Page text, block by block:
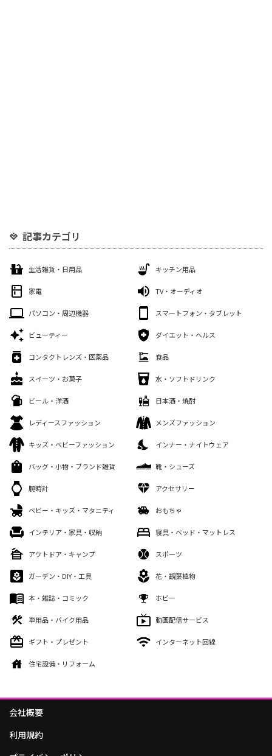
記事カテゴリ
生活雑貨・日用品 キッチン用品
家電 TV・オーディオ
パソコン・周辺機器 スマートフォン・タブレット
ビューティー ダイエット・ヘルス
コンタクトレンズ・医薬品 食品
スイーツ・お菓子 水・ソフトドリンク
ビール・洋酒 日本酒・焼酎
レディースファッション メンズファッション
キッズ・ベビーファッション インナー・ナイトウェア
バッグ・小物・ブランド雑貨 靴・シューズ
腕時計 アクセサリー
ベビー・キッズ・マタニティ おもちゃ
インテリア・家具・収納 寝具・ベッド・マットレス
アウトドア・キャンプ スポーツ
ガーデン・DIY・工具 花・観葉植物
本・雑誌・コミック ホビー
車用品・バイク用品 動画配信サービス
ギフト・プレゼント インターネット回線
住宅設備・リフォーム
会社概要
利用規約